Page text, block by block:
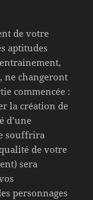
de votre
aptitudes
ne changeront
commencée :
la création de
d’une
souffrira
de votre
sera
personnages